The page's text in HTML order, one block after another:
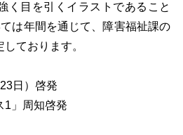
目を引くイラストであること
は年間を通じて、 障害福祉課の
ております。
日）啓発
」周知啓発